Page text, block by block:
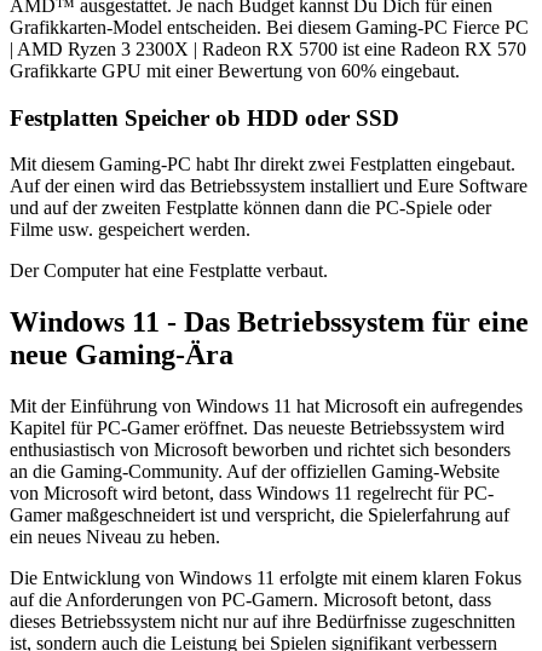
AMD™ ausgestattet. Je nach Budget kannst Du Dich für einen
Grafikkarten-Model entscheiden. Bei diesem Gaming-PC Fierce PC
| AMD Ryzen 3 2300X | Radeon RX 5700 ist eine Radeon RX 570
Grafikkarte GPU mit einer Bewertung von 60% eingebaut.
Festplatten Speicher ob HDD oder SSD
Mit diesem Gaming-PC habt Ihr direkt zwei Festplatten eingebaut.
Auf der einen wird das Betriebssystem installiert und Eure Software
und auf der zweiten Festplatte können dann die PC-Spiele oder
Filme usw. gespeichert werden.
Der Computer hat eine Festplatte verbaut.
Windows 11 - Das Betriebssystem für eine
neue Gaming-Ära
Mit der Einführung von Windows 11 hat Microsoft ein aufregendes
Kapitel für PC-Gamer eröffnet. Das neueste Betriebssystem wird
enthusiastisch von Microsoft beworben und richtet sich besonders
an die Gaming-Community. Auf der offiziellen Gaming-Website
von Microsoft wird betont, dass Windows 11 regelrecht für PC-
Gamer maßgeschneidert ist und verspricht, die Spielerfahrung auf
ein neues Niveau zu heben.
Die Entwicklung von Windows 11 erfolgte mit einem klaren Fokus
auf die Anforderungen von PC-Gamern. Microsoft betont, dass
dieses Betriebssystem nicht nur auf ihre Bedürfnisse zugeschnitten
ist, sondern auch die Leistung bei Spielen signifikant verbessern